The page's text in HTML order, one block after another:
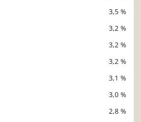
3,5 %
3,2 %
3,2 %
3,2 %
3,1 %
3,0 %
2,8 %